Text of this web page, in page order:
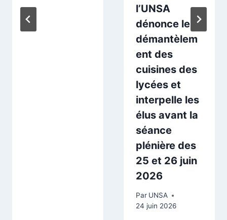
l’UNSA
dénonce le
démantèlem
ent des
cuisines des
lycées et
interpelle les
élus avant la
séance
plénière des
25 et 26 juin
2026
Par UNSA
24 juin 2026